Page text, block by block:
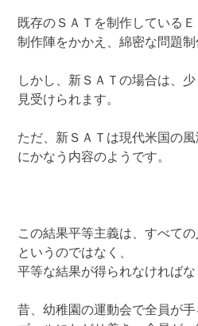
既存のＳＡＴを制作している
制作陣をかかえ、綿密な問題制
しかし、新ＳＡＴの場合は、
見受けられます。
ただ、新ＳＡＴは現代米国の
にかなう内容のようです。
この結果平等主義は、すべて
というのではなく、
平等な結果が得られなければな
昔、幼稚園の運動会で全員が